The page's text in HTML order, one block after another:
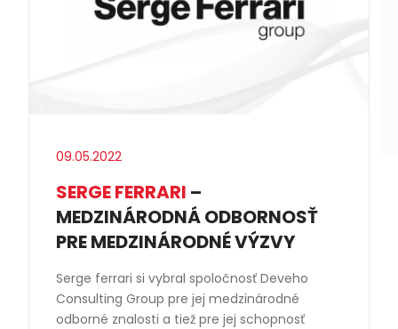
09.05.2022
SERGE FERRARI –
MEDZINÁRODNÁ ODBORNOSŤ
PRE MEDZINÁRODNÉ VÝZVY
Serge ferrari si vybral spoločnosť Deveho
Consulting Group pre jej medzinárodné
odborné znalosti a tiež pre jej schopnosť